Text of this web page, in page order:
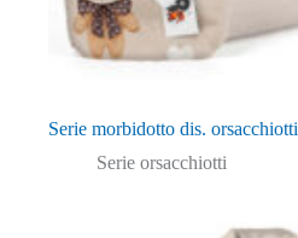
Serie morbidotto dis. orsacchiotti
Serie orsacchiotti